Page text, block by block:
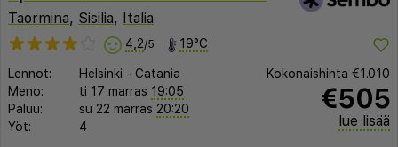
Taormina, Sisilia, Italia
4,2/5 19°C
Lennot: Helsinki - Catania
Meno:
ti 17 marras 19:05
Paluu:
su 22 marras 20:20
Yöt:
4
Kokonaishinta €1.010
€505
lue lisää